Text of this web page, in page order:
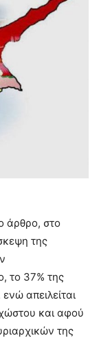
άρθρο, στο
της
το 37% της
απειλείται
και αφού
της